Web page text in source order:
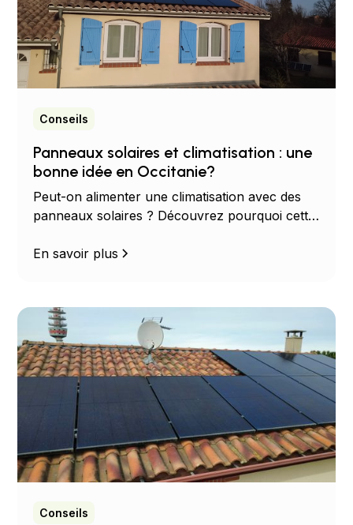
Conseils
Panneaux solaires et climatisation : une
bonne idée en Occitanie?
Peut-on alimenter une climatisation avec des
panneaux solaires ? Découvrez pourquoi cette
facture d'électricité en Occitanie.
En savoir plus
Conseils